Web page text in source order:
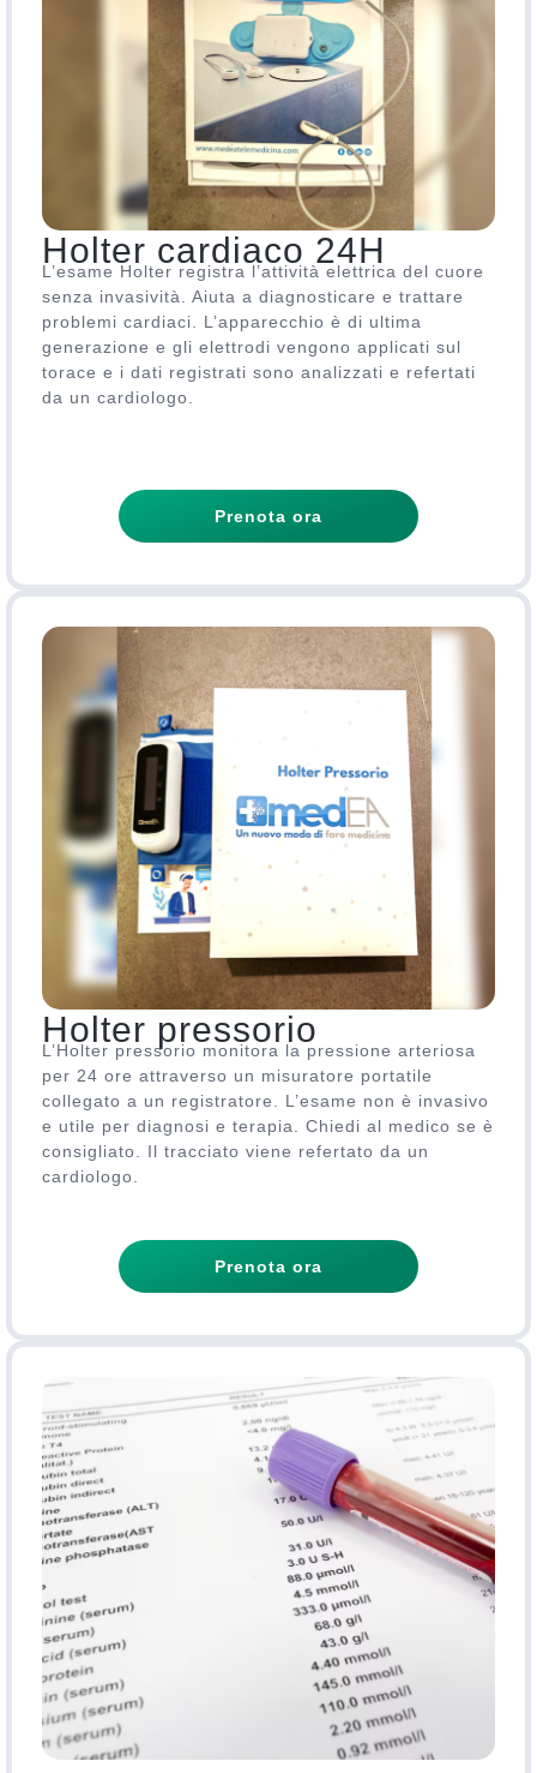
Holter cardiaco 24H
L’esame Holter registra l’attività elettrica del cuore
senza invasività. Aiuta a diagnosticare e trattare
problemi cardiaci. L’apparecchio è di ultima
generazione e gli elettrodi vengono applicati sul
torace e i dati registrati sono analizzati e refertati
da un cardiologo.
Prenota ora
Holter pressorio
L’Holter pressorio monitora la pressione arteriosa
per 24 ore attraverso un misuratore portatile
collegato a un registratore. L’esame non è invasivo
e utile per diagnosi e terapia. Chiedi al medico se è
consigliato. Il tracciato viene refertato da un
cardiologo.
Prenota ora